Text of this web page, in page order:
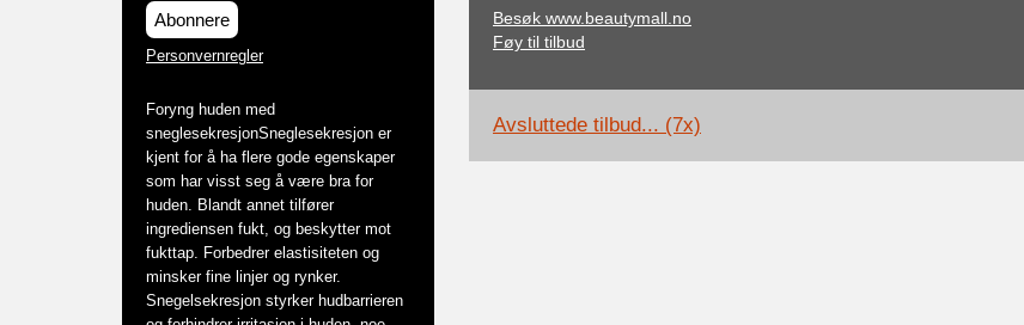
Abonnere
Personvernregler
Foryng huden med
sneglesekresjonSneglesekresjon er
kjent for å ha flere gode egenskaper
som har visst seg å være bra for
huden. Blandt annet tilfører
ingrediensen fukt, og beskytter mot
fukttap. Forbedrer elastisiteten og
minsker fine linjer og rynker.
Snegelsekresjon styrker hudbarrieren
Besøk www.beautymall.no
Føy til tilbud
Avsluttede tilbud... (7x)